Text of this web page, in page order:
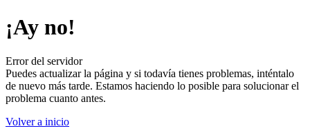
¡Ay no!
Error del servidor
Puedes actualizar la página y si todavía tienes problemas, inténtalo
de nuevo más tarde. Estamos haciendo lo posible para solucionar el
problema cuanto antes.
Volver a inicio